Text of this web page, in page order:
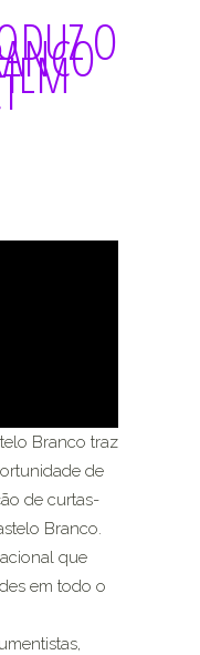
O
Branco traz
de
de curtas-
Branco.
que
em todo o